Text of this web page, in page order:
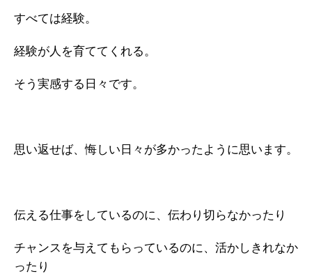
すべては経験。
経験が人を育ててくれる。
そう実感する日々です。
思い返せば、悔しい日々が多かったように思います。
伝える仕事をしているのに、伝わり切らなかったり
チャンスを与えてもらっているのに、活かしきれなか
ったり